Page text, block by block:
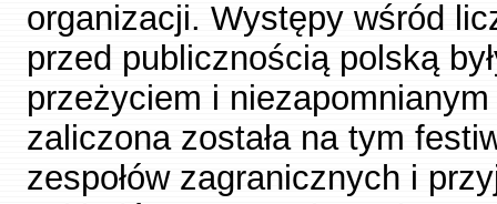
organizacji. Występy wśród
przed publicznością polską
przeżyciem i
zaliczona została na tym
zespołów zagranicznych i